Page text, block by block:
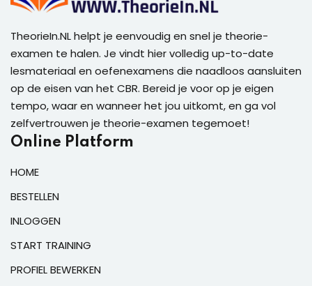
TheorieIn.NL helpt je eenvoudig en snel je theorie-
examen te halen. Je vindt hier volledig up-to-date
lesmateriaal en oefenexamens die naadloos aansluiten
op de eisen van het CBR. Bereid je voor op je eigen
tempo, waar en wanneer het jou uitkomt, en ga vol
zelfvertrouwen je theorie-examen tegemoet!
Online Platform
HOME
BESTELLEN
INLOGGEN
START TRAINING
PROFIEL BEWERKEN